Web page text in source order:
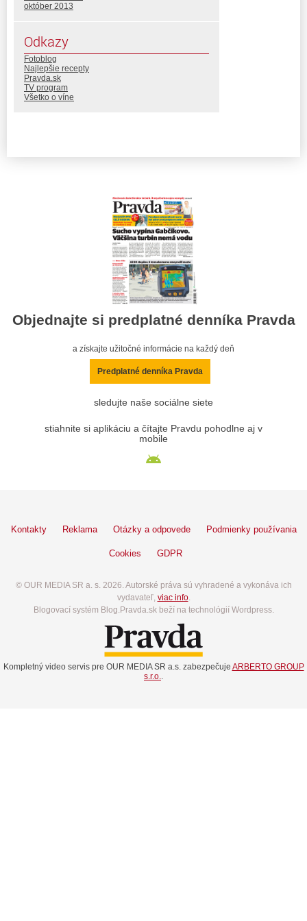
október 2013
Odkazy
Fotoblog
Najlepšie recepty
Pravda.sk
TV program
Všetko o víne
Objednajte si predplatné denníka Pravda
a získajte užitočné informácie na každý deň
Predplatné denníka Pravda
sledujte naše sociálne siete
stiahnite si aplikáciu a čítajte Pravdu pohodlne aj v
mobile
Kontakty Reklama Otázky a odpovede Podmienky používania
Cookies GDPR
© OUR MEDIA SR a. s. 2026. Autorské práva sú vyhradené a vykonáva ich
vydavateľ, viac info.
Blogovací systém Blog.Pravda.sk beží na technológií Wordpress.
Kompletný video servis pre OUR MEDIA SR a.s. zabezpečuje ARBERTO GROUP
s.r.o..